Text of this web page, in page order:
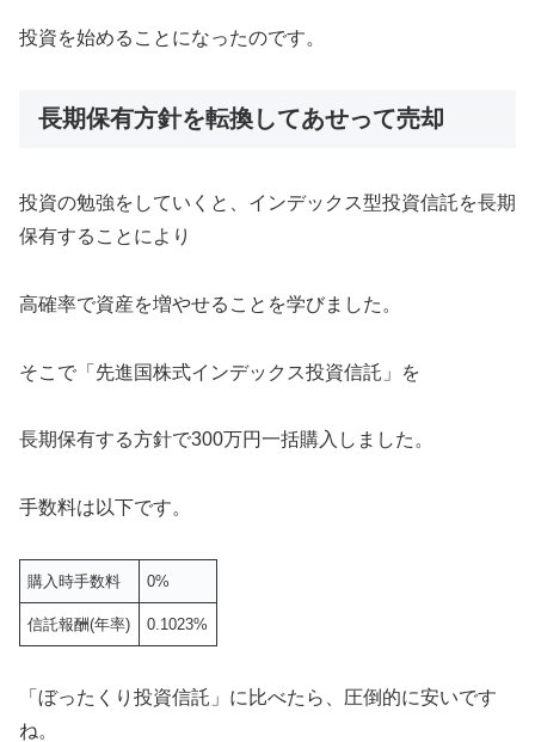
投資を始めることになったのです。
長期保有方針を転換してあせって売却
投資の勉強をしていくと、インデックス型投資信託を長期
保有することにより
高確率で資産を増やせることを学びました。
そこで「先進国株式インデックス投資信託」を
長期保有する方針で300万円一括購入しました。
手数料は以下です。
購入時手数料 0%
信託報酬(年率) 0.1023%
「ぼったくり投資信託」に比べたら、圧倒的に安いです
ね。